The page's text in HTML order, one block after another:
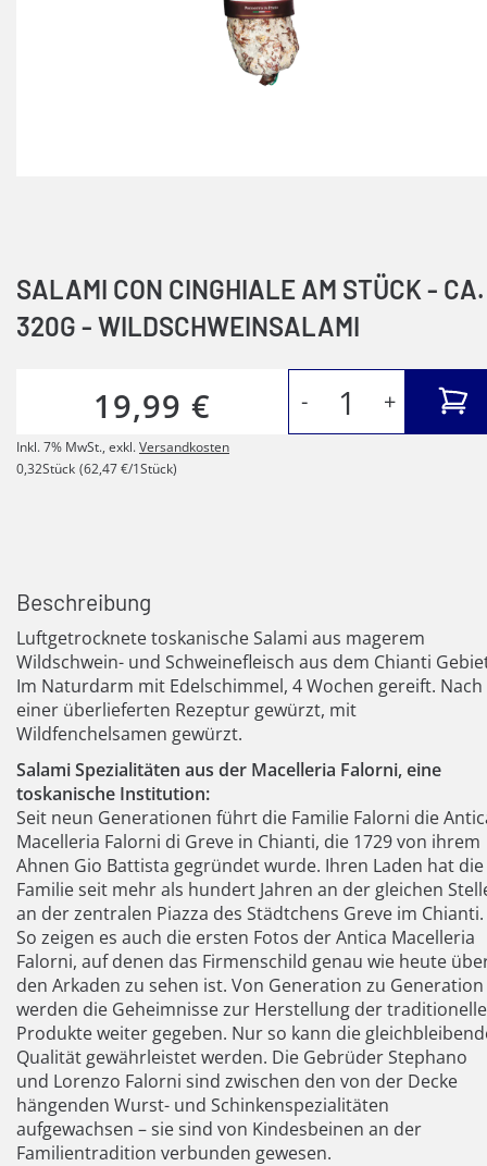
SALAMI CON CINGHIALE AM STÜCK - CA.
320G - WILDSCHWEINSALAMI
19,99 €
Inkl. 7% MwSt., exkl.Versandkosten
- +
0,32Stück (62,47 €/1Stück)
Beschreibung
Luftgetrocknete toskanische Salami aus magerem
Wildschwein- und Schweinefleisch aus dem Chianti
Im Naturdarm mit Edelschimmel, 4 Wochen gereift. Nach
einer überlieferten Rezeptur gewürzt, mit
Wildfenchelsamen gewürzt.
Salami Spezialitäten aus der Macelleria Falorni, eine
toskanische Institution:
Seit neun Generationen führt die Familie Falorni die
Macelleria Falorni di Greve in Chianti, die 1729 von ihrem
Ahnen Gio Battista gegründet wurde. Ihren Laden hat die
Familie seit mehr als hundert Jahren an der gleichen
an der zentralen Piazza des Städtchens Greve im Chianti.
So zeigen es auch die ersten Fotos der Antica Macelleria
Falorni, auf denen das Firmenschild genau wie heute
den Arkaden zu sehen ist. Von Generation zu Generation
werden die Geheimnisse zur Herstellung der
Produkte weiter gegeben. Nur so kann die
Qualität gewährleistet werden. Die Gebrüder Stephano
und Lorenzo Falorni sind zwischen den von der Decke
hängenden Wurst- und Schinkenspezialitäten
aufgewachsen – sie sind von Kindesbeinen an der
Familientradition verbunden gewesen.